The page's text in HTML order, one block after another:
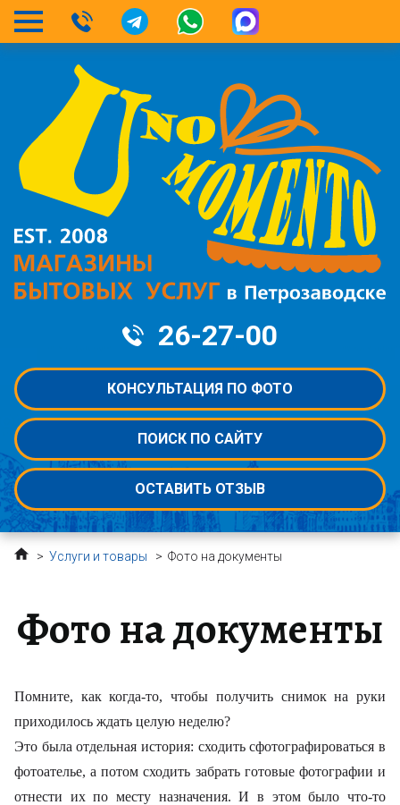
26-27-00
КОНСУЛЬТАЦИЯ ПО ФОТО
ПОИСК ПО САЙТУ
ОСТАВИТЬ ОТЗЫВ
> Услуги и товары > Фото на документы
Фото на документы
Помните, как когда-то, чтобы получить снимок на руки
приходилось ждать целую неделю?
Это была отдельная история: сходить сфотографироваться в
фотоателье, а потом сходить забрать готовые фотографии и
отнести их по месту назначения. И в этом было что-то